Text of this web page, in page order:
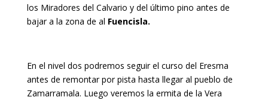
los Miradores del Calvario y del último pino antes de
bajar a la zona de al Fuencisla.
En el nivel dos podremos seguir el curso del Eresma
antes de remontar por pista hasta llegar al pueblo de
Zamarramala. Luego veremos la ermita de la Vera